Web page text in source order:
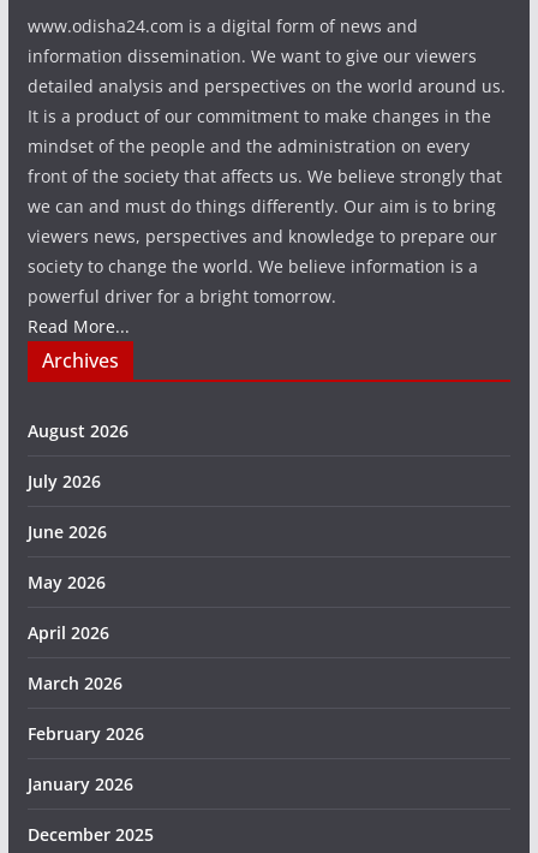
www.odisha24.com is a digital form of news and
information dissemination. We want to give our viewers
detailed analysis and perspectives on the world around us.
It is a product of our commitment to make changes in the
mindset of the people and the administration on every
front of the society that affects us. We believe strongly that
we can and must do things differently. Our aim is to bring
viewers news, perspectives and knowledge to prepare our
society to change the world. We believe information is a
powerful driver for a bright tomorrow.
Read More...
Archives
August 2026
July 2026
June 2026
May 2026
April 2026
March 2026
February 2026
January 2026
December 2025